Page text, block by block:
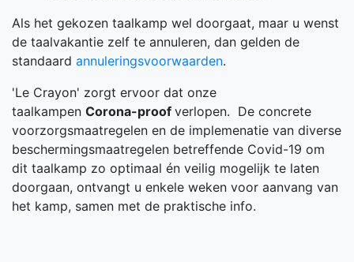
Als het gekozen taalkamp wel doorgaat, maar u wenst
de taalvakantie zelf te annuleren, dan gelden de
standaard annuleringsvoorwaarden.
'Le Crayon' zorgt ervoor dat onze
taalkampen Corona-proof verlopen. De concrete
voorzorgsmaatregelen en de implemenatie van diverse
beschermingsmaatregelen betreffende Covid-19 om
dit taalkamp zo optimaal én veilig mogelijk te laten
doorgaan, ontvangt u enkele weken voor aanvang van
het kamp, samen met de praktische info.